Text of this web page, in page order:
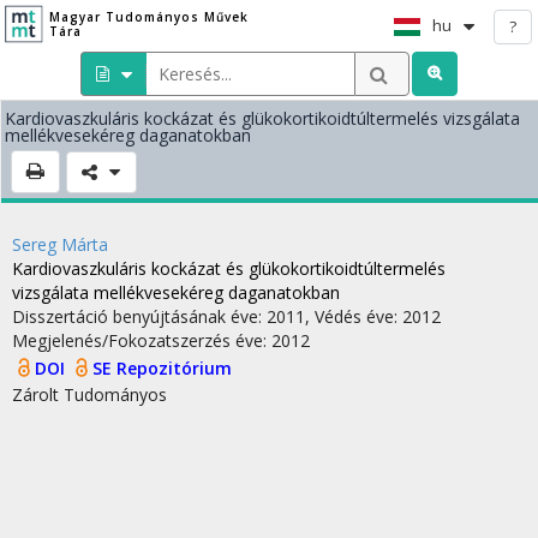
Magyar Tudományos Művek
Tára
hu ?
Kardiovaszkuláris kockázat és glükokortikoidtúltermelés vizsgálata
mellékvesekéreg daganatokban
Sereg Márta
Kardiovaszkuláris kockázat és glükokortikoidtúltermelés
vizsgálata mellékvesekéreg daganatokban
Disszertáció benyújtásának éve: 2011, Védés éve: 2012
Megjelenés/Fokozatszerzés éve: 2012
DOI
SE Repozitórium
Zárolt Tudományos